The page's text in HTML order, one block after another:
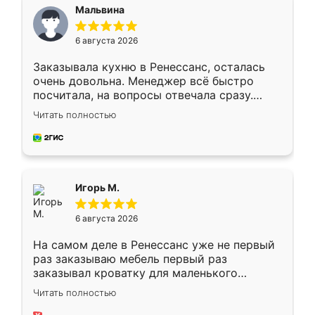
Мальвина
6 августа 2026
Заказывала кухню в Ренессанс, осталась
очень довольна. Менеджер всё быстро
посчитала, на вопросы отвечала сразу.
Замерщик приехал в субботу, подошёл к
делу со всей ответственностью. Собрали
за день, ребята работали аккуратно, даже
Читать полностью
Игорь М.
6 августа 2026
На самом деле в Ренессанс уже не первый
раз заказываю мебель первый раз
заказывал кроватку для маленького
ребёнка при его рождении ,во второй раз
заказал шкаф-купе. По качеству очень
Читать полностью